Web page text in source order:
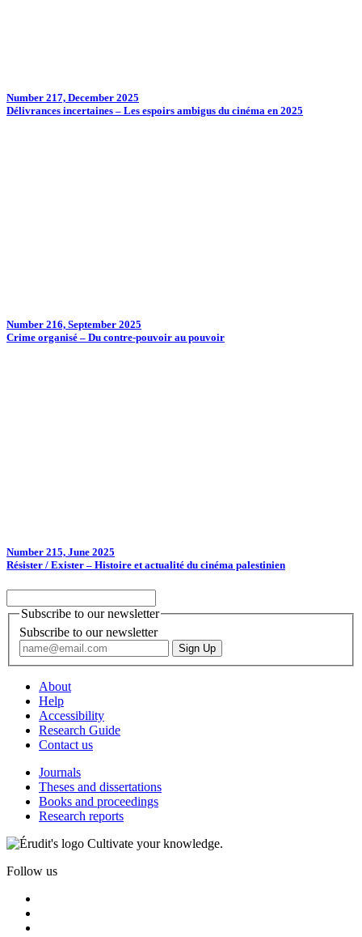
Number 217, December 2025
Délivrances incertaines – Les espoirs ambigus du cinéma en 2025
Number 216, September 2025
Crime organisé – Du contre-pouvoir au pouvoir
Number 215, June 2025
Résister / Exister – Histoire et actualité du cinéma palestinien
Subscribe to our newsletter
Subscribe to our newsletter
About
Help
Accessibility
Research Guide
Contact us
Journals
Theses and dissertations
Books and proceedings
Research reports
Cultivate your knowledge.
Follow us